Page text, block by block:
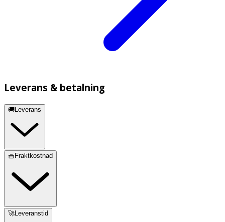
Leverans & betalning
🚚Leverans
🧺Fraktkostnad
🚀Leveranstid